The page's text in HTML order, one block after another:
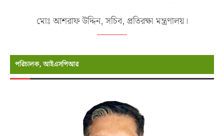
মোঃ আশরাফ উদ্দিন, সচিব, প্রতিরক্ষা মন্ত্রণালয়।
পরিচালক, আইএসপিআর